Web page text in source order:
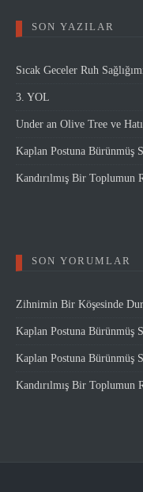
SON YAZILAR
Sıcak Geceler Ruh
3. YOL
Under an Olive Tree ve
Kaplan Postuna Bürünmüş
Kandırılmış Bir Toplumun
SON YORUMLAR
Zihnimin Bir Köşesinde
Kaplan Postuna Bürünmüş
Kaplan Postuna Bürünmüş
Kandırılmış Bir Toplumun